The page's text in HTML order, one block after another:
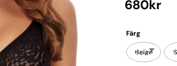
680kr
Färg
Beige